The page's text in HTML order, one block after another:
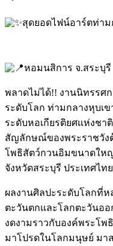
สุดยอดไฟน์อาร์ตท่าม
หอมนสิการ จ.สระบุรี
พลาดไม่ได้!! งานนิทรรศ
ระดับโลก ท่ามกลางหุบเ
ระดับหอเกียรติยศแห่งชา
สัญลักษณ์ของพระราชวัง
โพธิสัตว์กวนอิมขนาดให
จังหวัดสระบุรี ประเทศไทย
ผลงานศิลปะระดับโลกที่
ตะวันตกและโลกตะวันอ
งดงามราวกับองค์พระโพ
มาโปรดในโลกมนุษย์ มา